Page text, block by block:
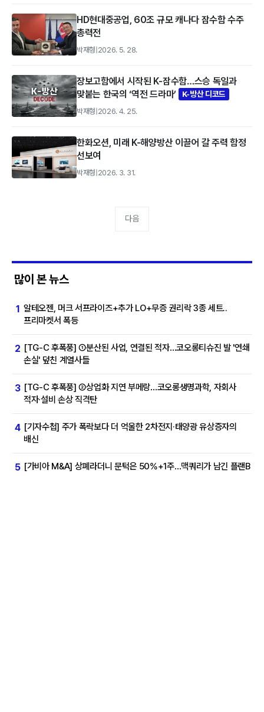
HD현대중공업, 60조 규모 캐나다 잠수함 수주
총력전
박재형|2026. 5. 28.
장보고함에서 시작된 K-잠수함…스승 독일과
맞붙는 한국의 ‘역전 드라마’
K-방산 디코드
박재형|2026. 4. 25.
한화오션, 미래 K-해양방산 이끌어 갈 주력 함정
선보여
박재형|2026. 3. 31.
다음
많이 본 뉴스
1 알테오젠, 머크 서프라이즈+추가 LO+무증 권리락 3종 세트..
프리마켓서 폭등
2 [TG-C 후폭풍] ①분산된 사업, 연결된 적자…코오롱티슈진 발 '연쇄
손실' 덮친 계열사들
3 [TG-C 후폭풍] ②상업화 지연 부메랑…코오롱생명과학, 자회사
적자·설비 손상 직격탄
4 [기자수첩] 주가 폭락보다 더 억울한 2차전지·태양광 유상증자의
배신
5 [가비아 M&A] 상폐라더니 문턱은 50%+1주…맥쿼리가 남긴 플랜B